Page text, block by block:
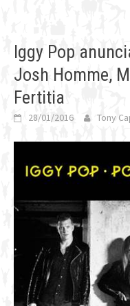
Iggy Pop
Josh Homme,
Fertitia
28/01/2016 Tony